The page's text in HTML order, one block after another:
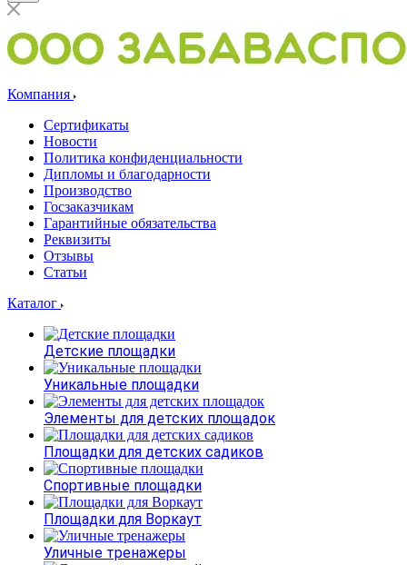
Компания
Сертификаты
Новости
Политика конфиденциальности
Дипломы и благодарности
Производство
Госзаказчикам
Гарантийные обязательства
Реквизиты
Отзывы
Статьи
Каталог
Детские площадки
Уникальные площадки
Элементы для детских площадок
Площадки для детских садиков
Спортивные площадки
Площадки для Воркаут
Уличные тренажеры